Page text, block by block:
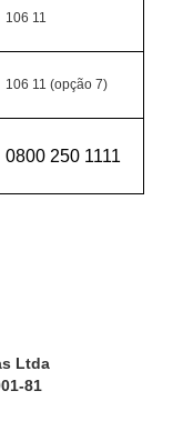
106 11
106 11 (opção 7)
0800 250 1111
Ltda
81